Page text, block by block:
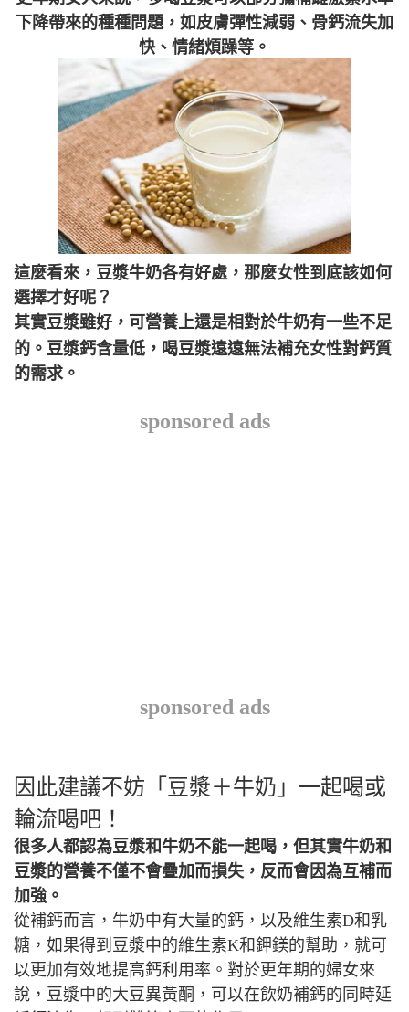
下降帶來的種種問題，如皮膚彈性減弱、骨鈣流失加
快、情緒煩躁等。
這麼看來，豆漿牛奶各有好處，那麼女性到底該如何
選擇才好呢？
其實豆漿雖好，可營養上還是相對於牛奶有一些不足
的。豆漿鈣含量低，喝豆漿遠遠無法補充女性對鈣質
的需求。
sponsored ads
sponsored ads
因此建議不妨「豆漿＋牛奶」一起喝或
輪流喝吧！
很多人都認為豆漿和牛奶不能一起喝，但其實牛奶和
豆漿的營養不僅不會疊加而損失，反而會因為互補而
加強。
從補鈣而言，牛奶中有大量的鈣，以及維生素D和乳
糖，如果得到豆漿中的維生素K和鉀鎂的幫助，就可
以更加有效地提高鈣利用率。對於更年期的婦女來
說，豆漿中的大豆異黃酮，可以在飲奶補鈣的同時延